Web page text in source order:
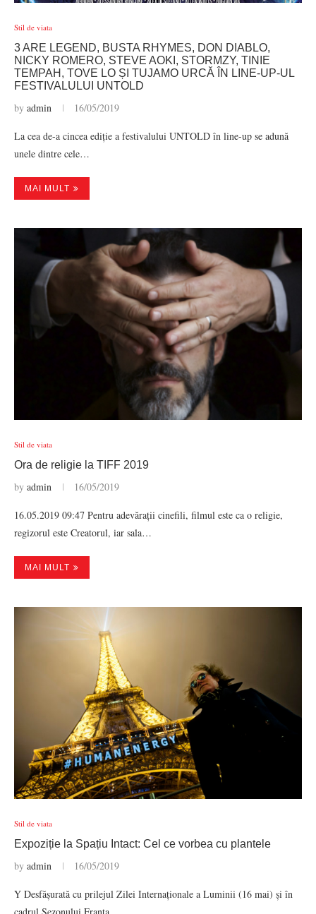
Stil de viata
3 ARE LEGEND, BUSTA RHYMES, DON DIABLO,
NICKY ROMERO, STEVE AOKI, STORMZY, TINIE
TEMPAH, TOVE LO ȘI TUJAMO URCĂ ÎN LINE-UP-UL
FESTIVALULUI UNTOLD
by admin 16/05/2019
La cea de-a cincea ediție a festivalului UNTOLD în line-up se adună
unele dintre cele…
MAI MULT
Stil de viata
Ora de religie la TIFF 2019
by admin 16/05/2019
16.05.2019 09:47 Pentru adevărații cinefili, filmul este ca o religie,
regizorul este Creatorul, iar sala…
MAI MULT
Stil de viata
Expoziție la Spațiu Intact: Cel ce vorbea cu plantele
by admin 16/05/2019
Y Desfășurată cu prilejul Zilei Internaționale a Luminii (16 mai) și în